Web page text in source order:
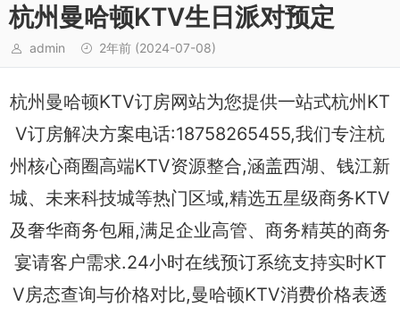
杭州曼哈顿KTV生日派对预定
admin 2年前 (2024-07-08)
杭州曼哈顿KTV订房网站为您提供一站式杭州KT
V订房解决方案电话:18758265455,我们专注杭
州核心商圈高端KTV资源整合,涵盖西湖、钱江新
城、未来科技城等热门区域,精选五星级商务KTV
及奢华商务包厢,满足企业高管、商务精英的商务
宴请客户需求.24小时在线预订系统支持实时KT
V房态查询与价格对比,曼哈顿KTV消费价格表透